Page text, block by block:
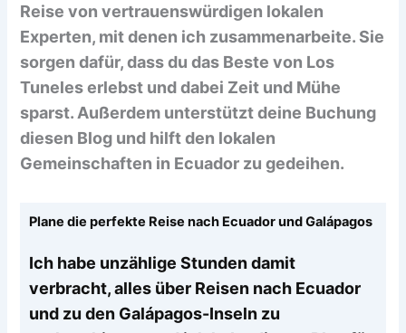
Reise von vertrauenswürdigen lokalen
Experten, mit denen ich zusammenarbeite. Sie
sorgen dafür, dass du das Beste von Los
Tuneles erlebst und dabei Zeit und Mühe
sparst. Außerdem unterstützt deine Buchung
diesen Blog und hilft den lokalen
Gemeinschaften in Ecuador zu gedeihen.
Plane die perfekte Reise nach Ecuador und Galápagos
Ich habe unzählige Stunden damit
verbracht, alles über Reisen nach Ecuador
und zu den Galápagos-Inseln zu